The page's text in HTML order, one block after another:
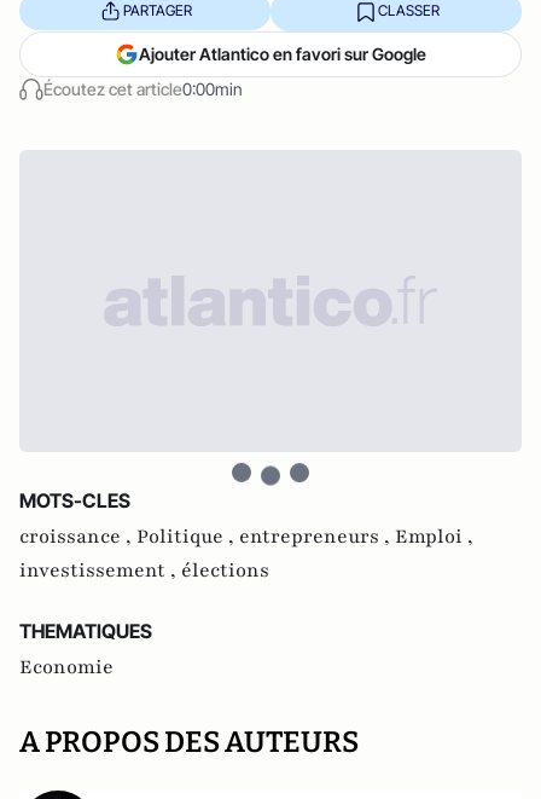
Écoutez cet article0:00min
PARTAGER CLASSER
Ajouter Atlantico en favori sur Google
MOTS-CLES
croissance , Politique , entrepreneurs , Emploi ,
investissement , élections
THEMATIQUES
Economie
A PROPOS DES AUTEURS